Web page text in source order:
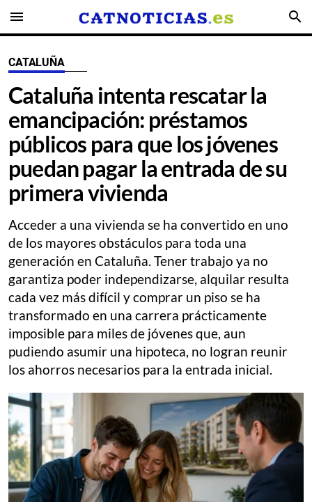
menu search
CATALUÑA
Cataluña intenta rescatar la
emancipación: préstamos
públicos para que los jóvenes
puedan pagar la entrada de su
primera vivienda
Acceder a una vivienda se ha convertido en uno
de los mayores obstáculos para toda una
generación en Cataluña. Tener trabajo ya no
garantiza poder independizarse, alquilar resulta
cada vez más difícil y comprar un piso se ha
transformado en una carrera prácticamente
imposible para miles de jóvenes que, aun
pudiendo asumir una hipoteca, no logran reunir
los ahorros necesarios para la entrada inicial.